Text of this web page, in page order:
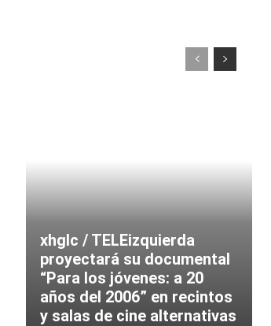
xhglc / TELEizquierda
proyectará su documental
“Para los jóvenes: a 20
años del 2006” en recintos
y salas de cine alternativas